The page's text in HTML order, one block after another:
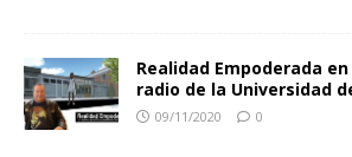
Realidad Empoderada
radio de la Universidad
09/11/2020 0